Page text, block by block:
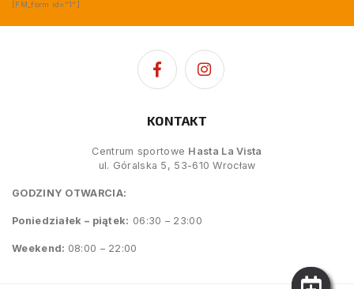
[FM_form id="1"]
KONTAKT
Centrum sportowe Hasta La Vista
ul. Góralska 5, 53-610 Wrocław
GODZINY OTWARCIA:
Poniedziałek – piątek: 06:30 – 23:00
Weekend: 08:00 – 22:00